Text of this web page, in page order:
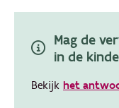
Mag de
in de
Bekijk het